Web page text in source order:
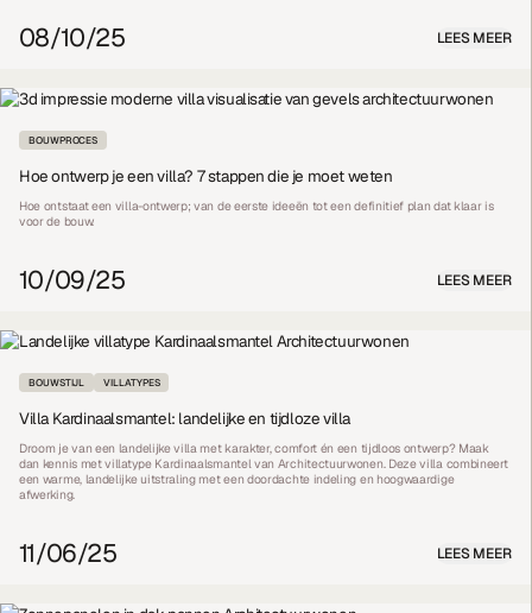
08/10/25 LEES MEER
BOUWPROCES
Hoe ontwerp je een villa? 7 stappen die je moet weten
Hoe ontstaat een villa-ontwerp; van de eerste ideeën tot een definitief plan dat klaar is
voor de bouw.
10/09/25 LEES MEER
BOUWSTIJL VILLATYPES
Villa Kardinaalsmantel: landelijke en tijdloze villa
Droom je van een landelijke villa met karakter, comfort én een tijdloos ontwerp? Maak
dan kennis met villatype Kardinaalsmantel van Architectuurwonen. Deze villa combineert
een warme, landelijke uitstraling met een doordachte indeling en hoogwaardige
afwerking.
11/06/25 LEES MEER